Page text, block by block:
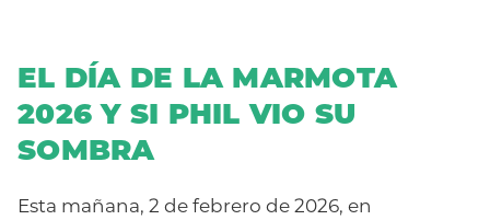
EL DÍA DE LA MARMOTA
2026 Y SI PHIL VIO SU
SOMBRA
Esta mañana, 2 de febrero de 2026, en